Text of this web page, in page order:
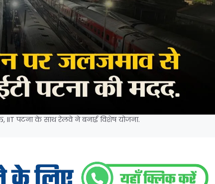
IIT पटना के साथ रेलवे ने बनाई विशेष योजना.